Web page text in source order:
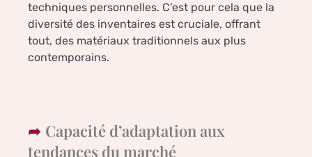
techniques personnelles. C’est pour cela que la
diversité des inventaires est cruciale, offrant
tout, des matériaux traditionnels aux plus
contemporains.
Capacité d’adaptation aux
tendances du marché